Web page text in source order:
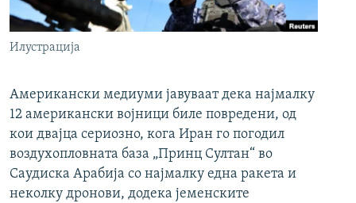
Илустрација
Американски медиуми јавуваат дека најмалку
12 американски војници биле повредени, од
кои двајца сериозно, кога Иран го погодил
воздухопловната база „Принц Султан“ во
Саудиска Арабија со најмалку една ракета и
неколку дронови, додека јеменските